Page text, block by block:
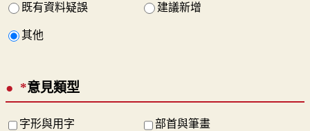
既有資料疑誤 建議新增
其他
*意見類型
字形與用字 部首與筆畫